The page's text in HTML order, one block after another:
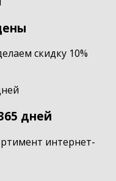
скидку 10%
дней
интернет-